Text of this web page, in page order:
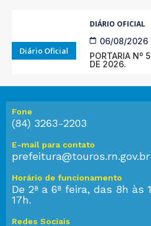
Diário Oficial
DIÁRIO OFICIAL
06/08/2026
PORTARIA Nº
DE 2026.
Fone
(84) 3263-2203
E-mail para contato
prefeitura@touros.rn.gov.br
Horário de funcionamento
De 2ª a 6ª feira, das 8h às
17h.
Redes Sociais